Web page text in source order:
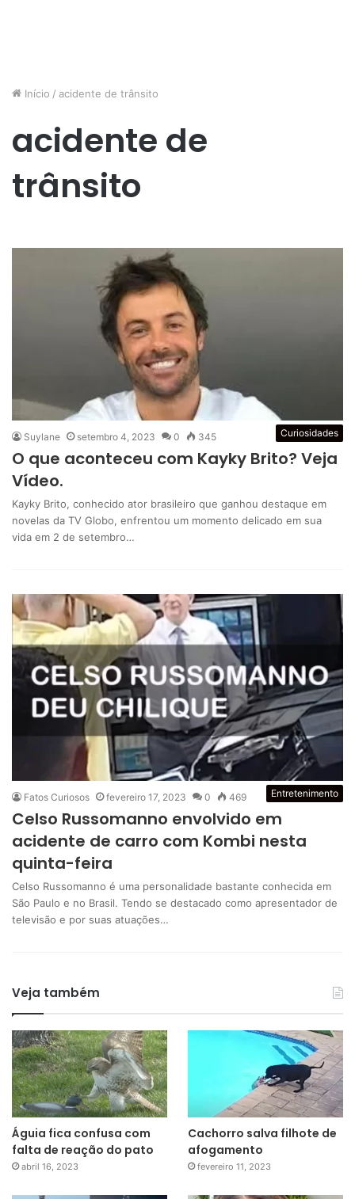
Início / acidente de trânsito
acidente de
trânsito
Curiosidades
Suylane setembro 4, 2023 0 345
O que aconteceu com Kayky Brito? Veja
Vídeo.
Kayky Brito, conhecido ator brasileiro que ganhou destaque em
novelas da TV Globo, enfrentou um momento delicado em sua
vida em 2 de setembro…
Entretenimento
Fatos Curiosos fevereiro 17, 2023 0 469
Celso Russomanno envolvido em
acidente de carro com Kombi nesta
quinta-feira
Celso Russomanno é uma personalidade bastante conhecida em
São Paulo e no Brasil. Tendo se destacado como apresentador de
televisão e por suas atuações…
Veja também
Águia fica confusa com
falta de reação do pato
abril 16, 2023
Cachorro salva filhote de
afogamento
fevereiro 11, 2023